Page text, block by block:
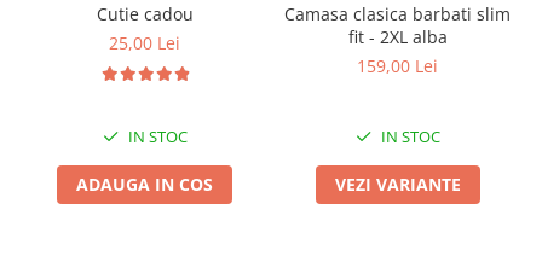
Cutie cadou
25,00 Lei
IN STOC
ADAUGA IN COS
Camasa clasica barbati slim
fit - 2XL alba
159,00 Lei
IN STOC
VEZI VARIANTE